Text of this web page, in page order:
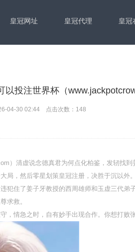
皇冠网址 皇冠代理 皇冠
投注世界杯（
04-30 02:44 点击次数：148
）清虚说念德真君为何点化柏鉴，发轫找
局，然后零星划策皇冠注册，决胜于沉以外。
住了姜子牙教授的西周雄师和玉虚三代弟子
求救。
情急之时，自有妙手出现合作。你想打败